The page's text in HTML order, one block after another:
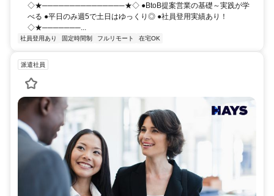
◇★───────────────★◇ ●BtoB提案営業の基礎～実践が学
べる ●平日のみ週5で土日はゆっくり◎ ●社員登用実績あり！
◇★───────...
社員登用あり 固定時間制 フルリモート 在宅OK
派遣社員